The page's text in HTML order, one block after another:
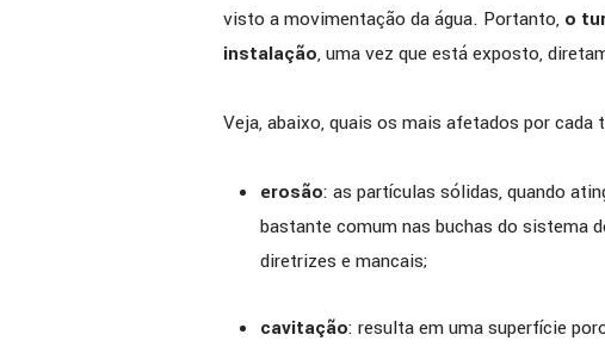
visto a movimentação da água. Portanto, o
instalação, uma vez que está exposto,
Veja, abaixo, quais os mais afetados por cada
erosão: as partículas sólidas, quando
bastante comum nas buchas do sistema
diretrizes e mancais;
cavitação: resulta em uma superfície